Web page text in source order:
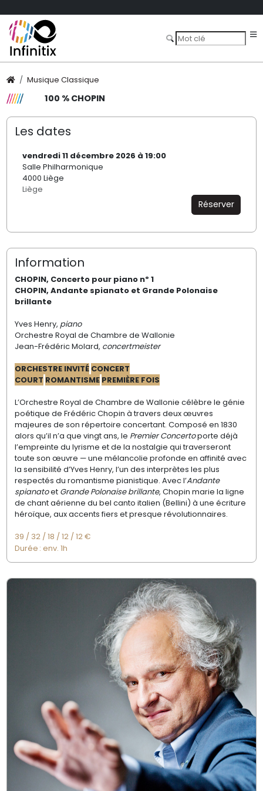
Musique Classique
100 % CHOPIN
Les dates
vendredi 11 décembre 2026 à 19:00
Salle Philharmonique
4000 Liège
Liège
Réserver
Information
CHOPIN, Concerto pour piano nº 1
CHOPIN, Andante spianato et Grande Polonaise
brillante
Yves Henry, piano
Orchestre Royal de Chambre de Wallonie
Jean-Frédéric Molard, concertmeister
ORCHESTRE INVITÉ CONCERT
COURT ROMANTISME PREMIÈRE FOIS
L’Orchestre Royal de Chambre de Wallonie célèbre le génie
poétique de Frédéric Chopin à travers deux œuvres
majeures de son répertoire concertant. Composé en 1830
alors qu’il n’a que vingt ans, le PremierConcertoporte déjà
l’empreinte du lyrisme et de la nostalgie qui traverseront
toute son œuvre — une mélancolie profonde en affinité avec
la sensibilité d’Yves Henry, l’un des interprètes les plus
respectés du romantisme pianistique. Avec l’Andante
spianatoet Grande Polonaise brillante, Chopin marie la ligne
de chant aérienne du bel canto italien (Bellini) à une écriture
héroïque, aux accents fiers et presque révolutionnaires.
39 / 32 / 18 / 12 / 12 €
Durée : env. 1h